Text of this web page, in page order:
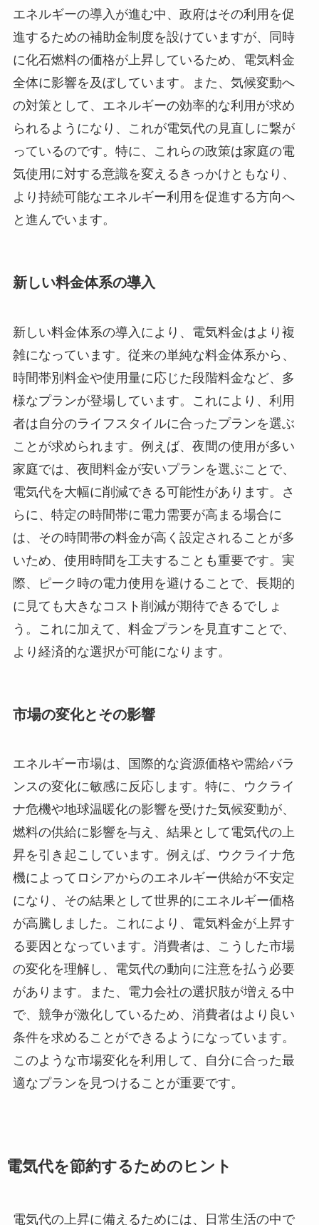
エネルギーの導入が進む中、政府はその利用を促
進するための補助金制度を設けていますが、同時
に化石燃料の価格が上昇しているため、電気料金
全体に影響を及ぼしています。また、気候変動へ
の対策として、エネルギーの効率的な利用が求め
られるようになり、これが電気代の見直しに繋が
っているのです。特に、これらの政策は家庭の電
気使用に対する意識を変えるきっかけともなり、
より持続可能なエネルギー利用を促進する方向へ
と進んでいます。
新しい料金体系の導入
新しい料金体系の導入により、電気料金はより複
雑になっています。従来の単純な料金体系から、
時間帯別料金や使用量に応じた段階料金など、多
様なプランが登場しています。これにより、利用
者は自分のライフスタイルに合ったプランを選ぶ
ことが求められます。例えば、夜間の使用が多い
家庭では、夜間料金が安いプランを選ぶことで、
電気代を大幅に削減できる可能性があります。さ
らに、特定の時間帯に電力需要が高まる場合に
は、その時間帯の料金が高く設定されることが多
いため、使用時間を工夫することも重要です。実
際、ピーク時の電力使用を避けることで、長期的
に見ても大きなコスト削減が期待できるでしょ
う。これに加えて、料金プランを見直すことで、
より経済的な選択が可能になります。
市場の変化とその影響
エネルギー市場は、国際的な資源価格や需給バラ
ンスの変化に敏感に反応します。特に、ウクライ
ナ危機や地球温暖化の影響を受けた気候変動が、
燃料の供給に影響を与え、結果として電気代の上
昇を引き起こしています。例えば、ウクライナ危
機によってロシアからのエネルギー供給が不安定
になり、その結果として世界的にエネルギー価格
が高騰しました。これにより、電気料金が上昇す
る要因となっています。消費者は、こうした市場
の変化を理解し、電気代の動向に注意を払う必要
があります。また、電力会社の選択肢が増える中
で、競争が激化しているため、消費者はより良い
条件を求めることができるようになっています。
このような市場変化を利用して、自分に合った最
適なプランを見つけることが重要です。
電気代を節約するためのヒント
電気代の上昇に備えるためには、日常生活の中で